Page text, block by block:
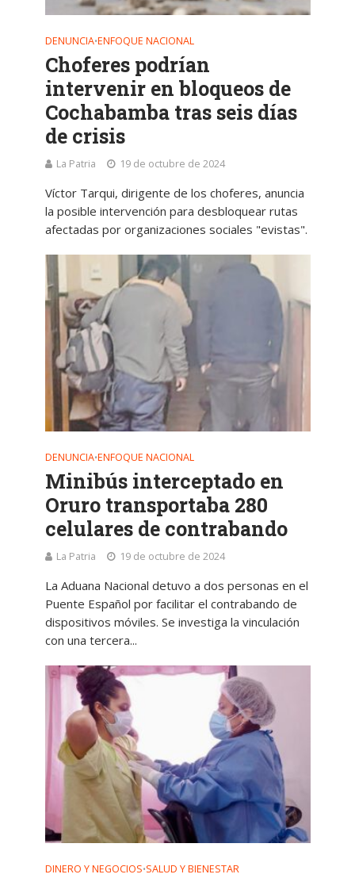
DENUNCIA•ENFOQUE NACIONAL
Choferes podrían
intervenir en bloqueos de
Cochabamba tras seis días
de crisis
La Patria 19 de octubre de 2024
Víctor Tarqui, dirigente de los choferes, anuncia
la posible intervención para desbloquear rutas
afectadas por organizaciones sociales "evistas".
DENUNCIA•ENFOQUE NACIONAL
Minibús interceptado en
Oruro transportaba 280
celulares de contrabando
La Patria 19 de octubre de 2024
La Aduana Nacional detuvo a dos personas en el
Puente Español por facilitar el contrabando de
dispositivos móviles. Se investiga la vinculación
con una tercera...
DINERO Y NEGOCIOS•SALUD Y BIENESTAR